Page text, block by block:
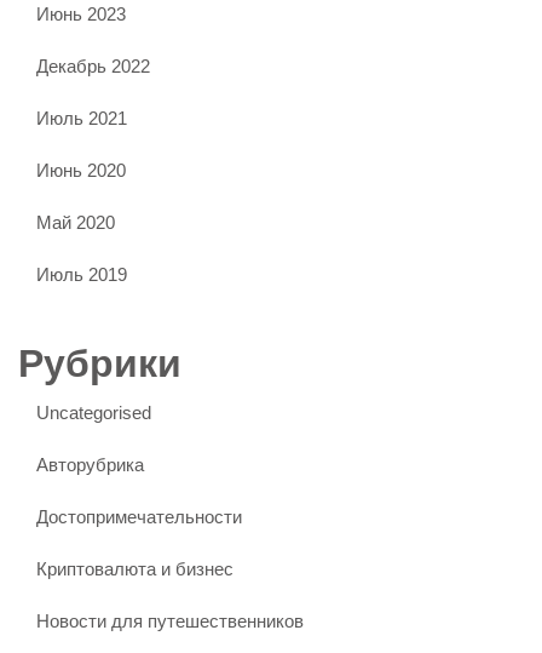
Июнь 2023
Декабрь 2022
Июль 2021
Июнь 2020
Май 2020
Июль 2019
Рубрики
Uncategorised
Авторубрика
Достопримечательности
Криптовалюта и бизнес
Новости для путешественников